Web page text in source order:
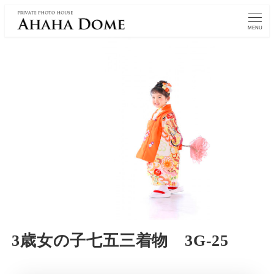
MENU
3歳女の子七五三着物 3G-25